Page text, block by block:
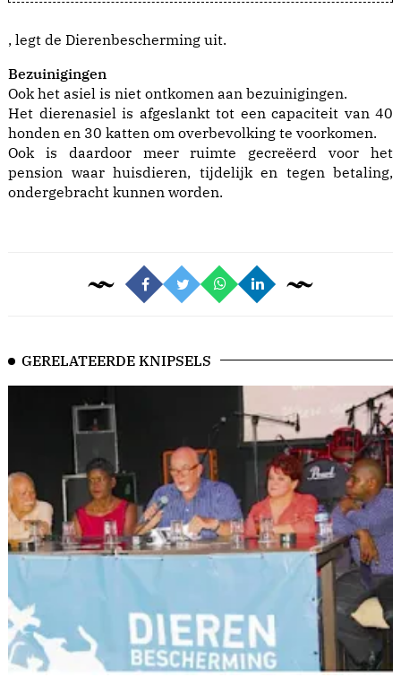
, legt de Dierenbescherming uit.
Bezuinigingen
Ook het asiel is niet ontkomen aan bezuinigingen.
Het dierenasiel is afgeslankt tot een capaciteit van 40
honden en 30 katten om overbevolking te voorkomen.
Ook is daardoor meer ruimte gecreëerd voor het
pension waar huisdieren, tijdelijk en tegen betaling,
ondergebracht kunnen worden.
GERELATEERDE KNIPSELS